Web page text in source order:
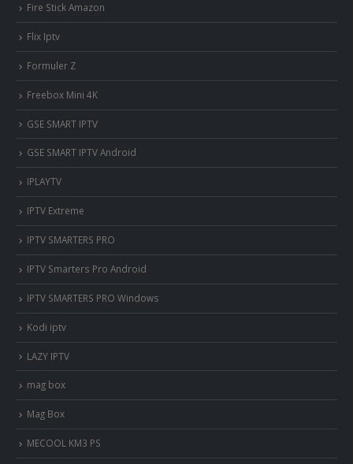
Fire Stick Amazon
Flix Iptv
Formuler Z
Freebox Mini 4K
‎GSE SMART IPTV
GSE SMART IPTV Android
IPLAYTV
IPTV Extreme
IPTV SMARTERS PRO
IPTV Smarters Pro Android
IPTV SMARTERS PRO Windows
Kodi iptv
LAZY IPTV
mag box
Mag Box
MECOOL KM3 PS